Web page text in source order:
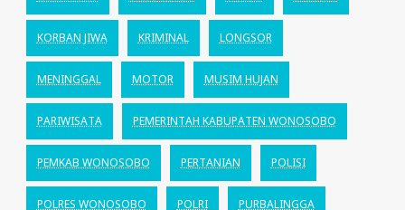
KORBAN JIWA KRIMINAL LONGSOR
MENINGGAL MOTOR MUSIM HUJAN
PARIWISATA PEMERINTAH KABUPATEN WONOSOBO
PEMKAB WONOSOBO PERTANIAN POLISI
POLRES WONOSOBO POLRI PURBALINGGA